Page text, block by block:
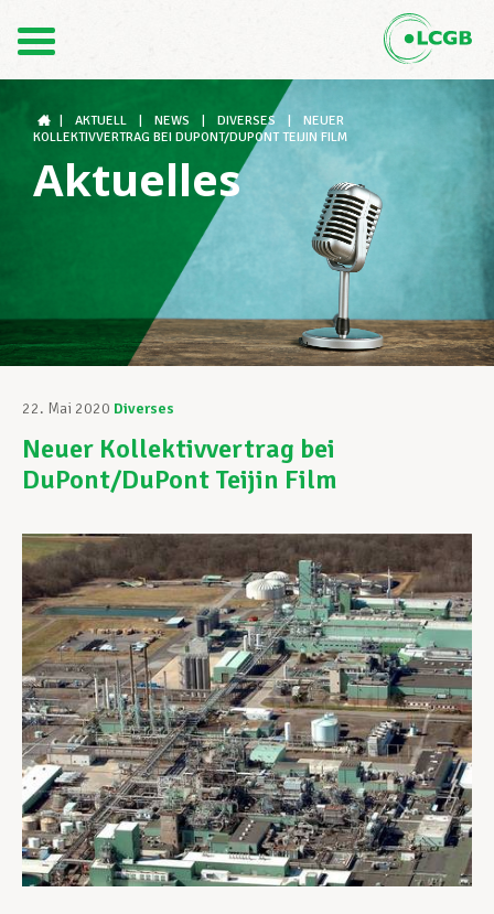
FR
Der LCGB
Gewerkschaftsstrukturen
Unterstützung im Arbeitsalltag
Ihre Rechte
Unterstützung im Privatleben
Berufliche Weiterentwicklung
Mitglied werden
Aktuell
AKTUELL NEWS DIVERSES
NEUER
KOLLEKTIVVERTRAG BEI DUPONT/DUPONT TEIJIN FILM
Aktuelles
22. Mai 2020 Diverses
Neuer Kollektivvertrag bei
DuPont/DuPont Teijin Film